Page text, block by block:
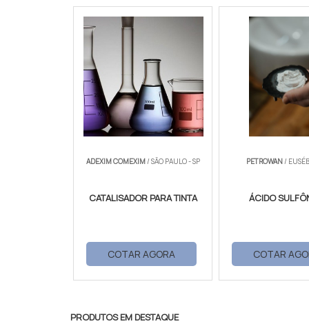
ADEXIM COMEXIM/ SÃO PAULO - SP
CATALISADOR PARA TINTA
COTAR AGORA
PETROWAN/
ÁCIDO
COTAR
PRODUTOS EM DESTAQUE